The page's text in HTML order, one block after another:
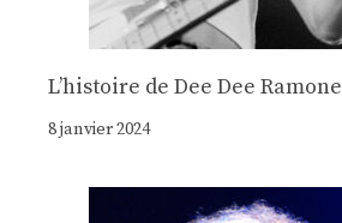
Lʼhistoire de Dee Dee Ramone
8 janvier 2024